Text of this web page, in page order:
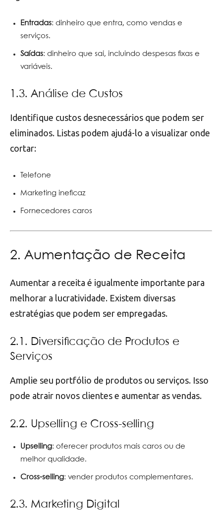
Entradas: dinheiro que entra, como vendas e
serviços.
Saídas: dinheiro que sai, incluindo despesas fixas e
variáveis.
1.3. Análise de Custos
Identifique custos desnecessários que podem ser
eliminados. Listas podem ajudá-lo a visualizar onde
cortar:
Telefone
Marketing ineficaz
Fornecedores caros
2. Aumentação de Receita
Aumentar a receita é igualmente importante para
melhorar a lucratividade. Existem diversas
estratégias que podem ser empregadas.
2.1. Diversificação de Produtos e
Serviços
Amplie seu portfólio de produtos ou serviços. Isso
pode atrair novos clientes e aumentar as vendas.
2.2. Upselling e Cross-selling
Upselling: oferecer produtos mais caros ou de
melhor qualidade.
Cross-selling: vender produtos complementares.
2.3. Marketing Digital